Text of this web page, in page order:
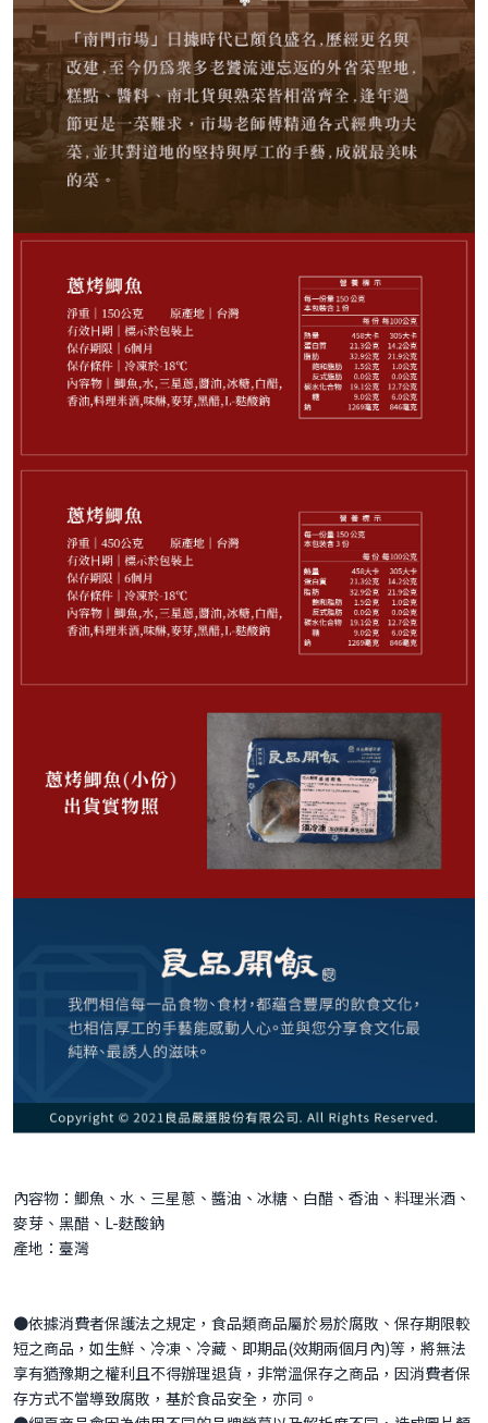
內容物：鯽魚、水、三星蔥、醬油、冰糖、白醋、香油、料理米酒、
麥芽、黑醋、L-麩酸鈉
產地：臺灣
●依據消費者保護法之規定，食品類商品屬於易於腐敗、保存期限較
短之商品，如生鮮、冷凍、冷藏、即期品(效期兩個月內)等，將無法
享有猶豫期之權利且不得辦理退貨，非常溫保存之商品，因消費者保
存方式不當導致腐敗，基於食品安全，亦同。
NT$ 208NT$ 250
8.3折
剩8件